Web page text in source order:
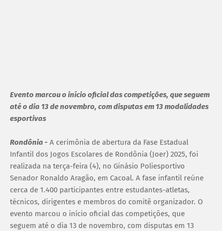
Evento marcou o início oficial das competições, que seguem
até o dia 13 de novembro, com disputas em 13 modalidades
esportivas
Rondônia - A cerimônia de abertura da Fase Estadual
Infantil dos Jogos Escolares de Rondônia (Joer) 2025, foi
realizada na terça-feira (4), no Ginásio Poliesportivo
Senador Ronaldo Aragão, em Cacoal. A fase infantil reúne
cerca de 1.400 participantes entre estudantes-atletas,
técnicos, dirigentes e membros do comitê organizador. O
evento marcou o início oficial das competições, que
seguem até o dia 13 de novembro, com disputas em 13